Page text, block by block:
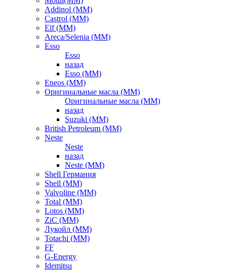
Addinol (ММ)
Castrol (ММ)
Elf (ММ)
Areca/Selenia (ММ)
Esso
Esso
назад
Esso (ММ)
Eneos (ММ)
Оригинальные масла (ММ)
Оригинальные масла (ММ)
назад
Suzuki (ММ)
British Petroleum (ММ)
Neste
Neste
назад
Neste (ММ)
Shell Германия
Shell (ММ)
Valvoline (ММ)
Total (ММ)
Lotos (ММ)
ZiC (ММ)
Лукойл (ММ)
Totachi (MM)
FF
G-Energy
Idemitsu